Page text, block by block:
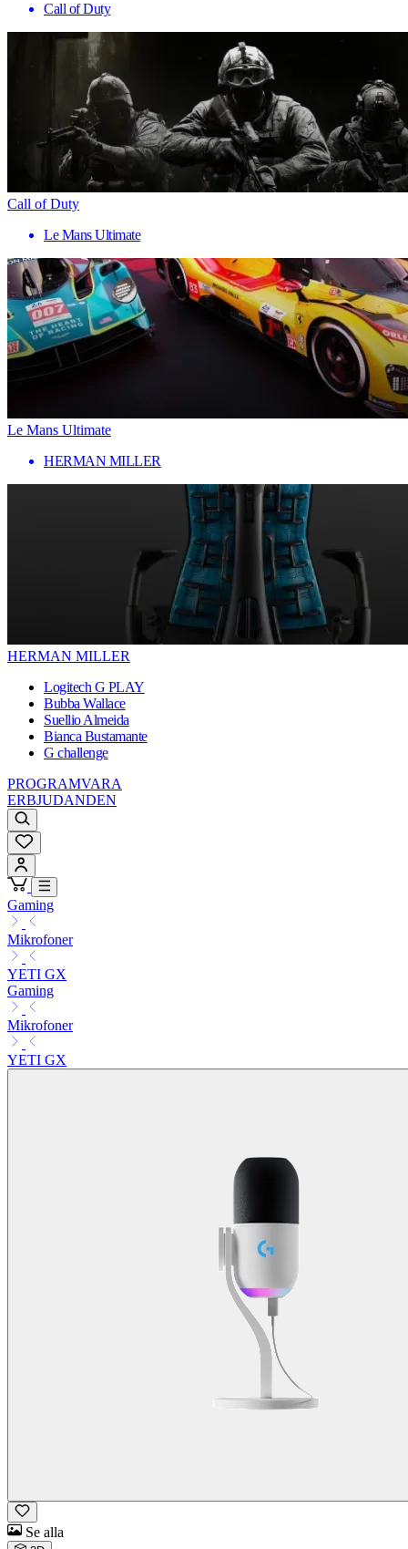
Call of Duty
Call of Duty
Le Mans Ultimate
Le Mans Ultimate
HERMAN MILLER
HERMAN MILLER
Logitech G PLAY
Bubba Wallace
Suellio Almeida
Bianca Bustamante
G challenge
PROGRAMVARA
ERBJUDANDEN
Gaming
Mikrofoner
YETI GX
Gaming
Mikrofoner
YETI GX
Se alla